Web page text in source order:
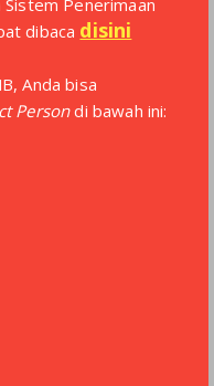
Penerimaan
dibaca disini
Anda bisa
Persondi bawah ini: